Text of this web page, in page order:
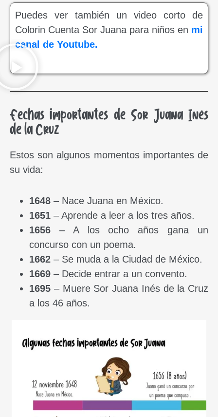
Puedes ver también un video corto de
Colorin Cuenta Sor Juana para niños en mi
canal de Youtube.
Fechas importantes de Sor Juana Inés
de la Cruz
Estos son algunos momentos importantes de
su vida:
1648 – Nace Juana en México.
1651 – Aprende a leer a los tres años.
1656 – A los ocho años gana un
concurso con un poema.
1662 – Se muda a la Ciudad de México.
1669 – Decide entrar a un convento.
1695 – Muere Sor Juana Inés de la Cruz
a los 46 años.